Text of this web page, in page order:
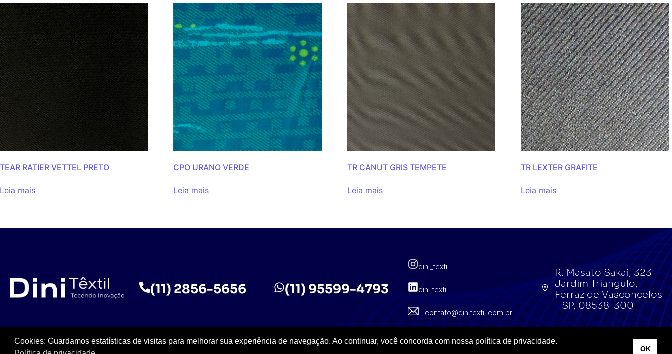
TEAR RATIER VETTEL PRETO
Leia mais
CPO URANO VERDE
Leia mais
TR CANUT GRIS TEMPETE
Leia mais
TR LEXTER GRAFITE
Leia mais
(11) 2856-5656 (11) 95599-4793
dini_textil
dini-textil
contato@dinitextil.com.br
R. Masato Sakai, 323 -
Jardim Triangulo,
Ferraz de Vasconcelos
- SP, 08538-300
Cookies: Guardamos estatísticas de visitas para melhorar sua experiência de navegação. Ao continuar, você concorda com nossa política de privacidade.
OK